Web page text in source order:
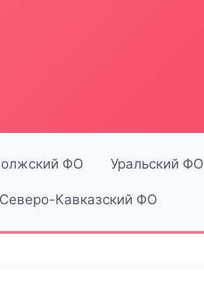
ФО Уральский ФО
Северо-Кавказский ФО